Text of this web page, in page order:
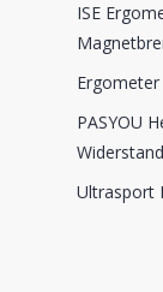
ISE
Ergometer
PASYOU
Ultrasport